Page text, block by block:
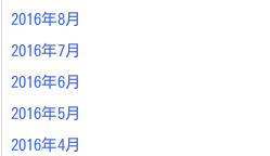
2016年8月
2016年7月
2016年6月
2016年5月
2016年4月